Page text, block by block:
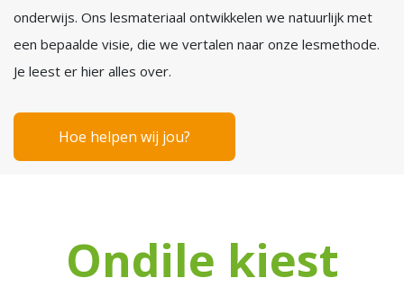
onderwijs. Ons lesmateriaal ontwikkelen we natuurlijk met
een bepaalde visie, die we vertalen naar onze lesmethode.
Je leest er hier alles over.
Hoe helpen wij jou?
Ondile kiest